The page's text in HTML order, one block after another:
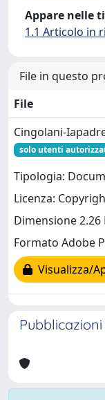
Appare nelle
1.1 Articolo in
File in questo
File
Cingolani-
solo utenti
Tipologia:
Licenza:
Dimensione 2.26
Formato Adobe
Visualizza/